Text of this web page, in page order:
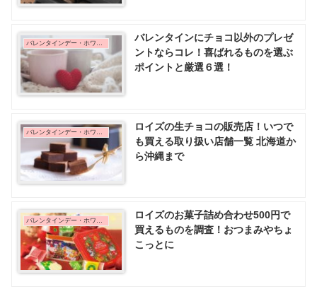
バレンタインデー・ホワイトデー
バレンタインにチョコ以外のプレゼ
ントならコレ！喜ばれるものを選ぶ
ポイントと厳選６選！
ロイズの生チョコの販売店！いつで
も買える取り扱い店舗一覧 北海道か
ら沖縄まで
バレンタインデー・ホワイトデー
ロイズのお菓子詰め合わせ500円で
買えるものを調査！おつまみやちょ
こっとに